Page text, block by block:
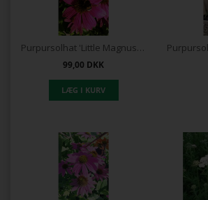
Purpursolhat 'Little Magnus'®
99,00 DKK